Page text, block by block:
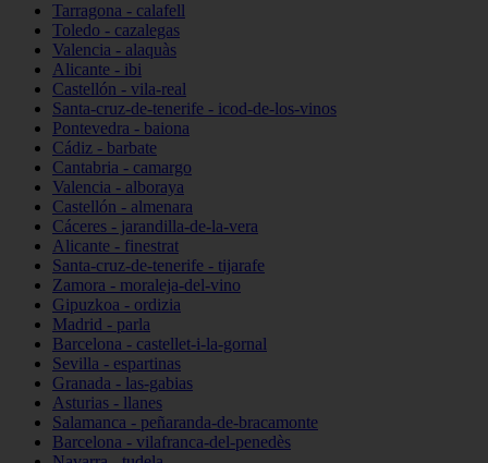
Tarragona - calafell
Toledo - cazalegas
Valencia - alaquàs
Alicante - ibi
Castellón - vila-real
Santa-cruz-de-tenerife - icod-de-los-vinos
Pontevedra - baiona
Cádiz - barbate
Cantabria - camargo
Valencia - alboraya
Castellón - almenara
Cáceres - jarandilla-de-la-vera
Alicante - finestrat
Santa-cruz-de-tenerife - tijarafe
Zamora - moraleja-del-vino
Gipuzkoa - ordizia
Madrid - parla
Barcelona - castellet-i-la-gornal
Sevilla - espartinas
Granada - las-gabias
Asturias - llanes
Salamanca - peñaranda-de-bracamonte
Barcelona - vilafranca-del-penedès